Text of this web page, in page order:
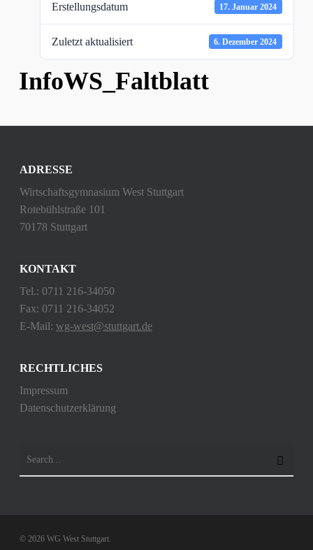
Erstellungsdatum 17. Januar 2024
Zuletzt aktualisiert 6. Dezember 2024
InfoWS_Faltblatt
ADRESSE
Wirtschaftsgymnasium West Stuttgart
Rotebühlstraße 101
70178 Stuttgart
KONTAKT
Tel.: 0711 216-34050
Fax: 0711 216-34052
E-Mail: wg-west@stuttgart.de
RECHTLICHES
Impressum
Datenschutzerklärung
© 2026 WG West Stuttgart.